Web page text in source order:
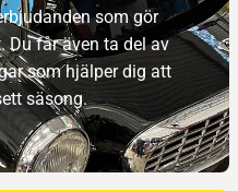
som gör
Du får även ta del av
som hjälper dig att
säsong.